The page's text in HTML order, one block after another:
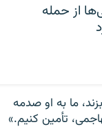
از حمله
ما به او صدمه
تأمین کنیم.»